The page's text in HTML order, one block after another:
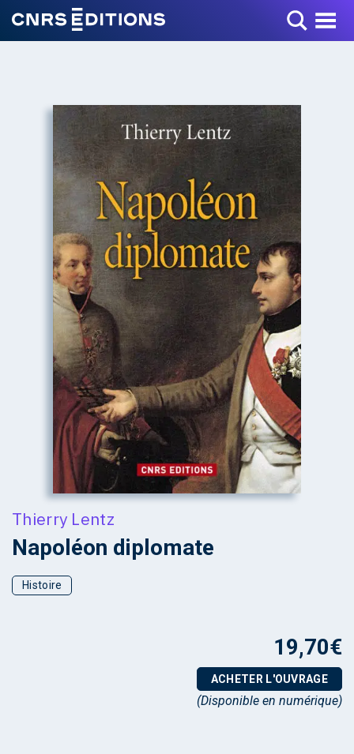
Toggle Menu
+
Thierry Lentz
Napoléon diplomate
Histoire
19,70€
ACHETER L'OUVRAGE
(Disponible en numérique)